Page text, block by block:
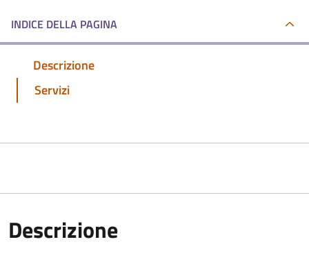
INDICE DELLA PAGINA
Descrizione
Servizi
Descrizione